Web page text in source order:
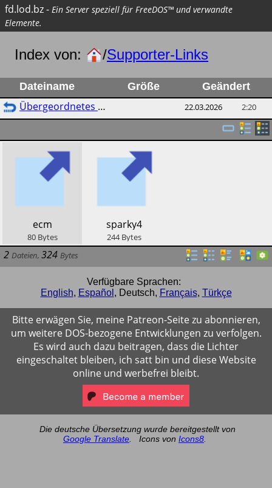
fd.lod.bz- Ein Server speziell für FreeDOS™ und verwandte
Elemente.
Index von: /Supporter-Links
Dateiname Größe Geändert
Übergeordnetes Verzeichnis 22.03.2026 2:20
​ecm
80 Bytes
​sparky4
244 Bytes
2 Dateien, 324 Bytes
Verfügbare Sprachen:
English, Español , Deutsch, Français, Türkçe
Bitte erwägen Sie, meine Patreon-Seite zu abonnieren,
um weitere DOS-bezogene Entwicklungen zu verfolgen.
Es wird auch dazu beitragen, dass die Lichter
eingeschaltet bleiben, ich satt bin und diese Website
online und werbefrei bleibt.
Die deutsche Übersetzung wurde bereitgestellt von
Google Translate
Icons von Icons8